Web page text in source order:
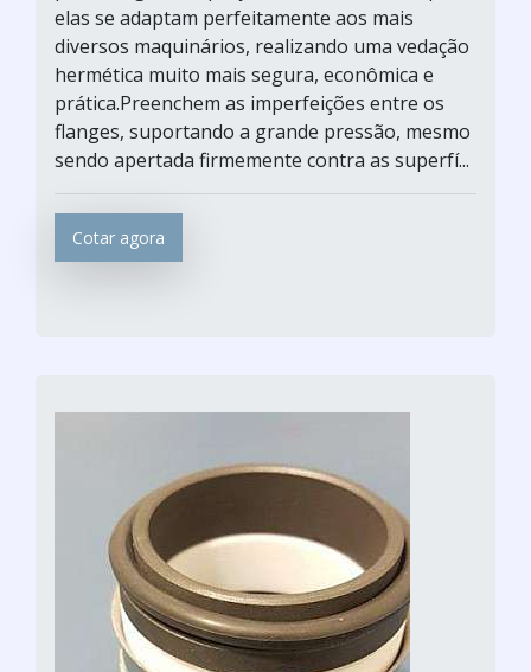
elas se adaptam perfeitamente aos mais
diversos maquinários, realizando uma vedação
hermética muito mais segura, econômica e
prática.Preenchem as imperfeições entre os
flanges, suportando a grande pressão, mesmo
sendo apertada firmemente contra as superfí...
Cotar agora